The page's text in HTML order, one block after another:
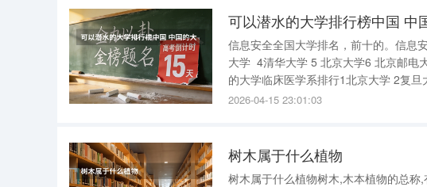
可以潜水的大学排行榜中国 中
信息安全全国大学排名，前十的。信息
大学 4清华大学 5 北京大学6 北京邮电
的大学临床医学系排行1北京大学 2复旦大学 3上海第二医科大学 4中山大学 5华中科技大学 6中南
2026-04-15 23:01:03
树木属于什么植物
树木属于什么植物树木,木本植物的总